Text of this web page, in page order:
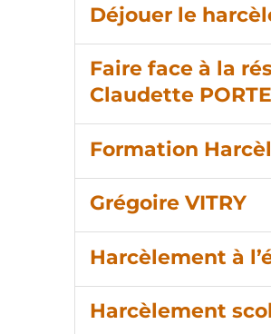
Déjouer le
Faire face à la
Claudette
Formation
Grégoire VITRY
Harcèlement à
Harcèlement